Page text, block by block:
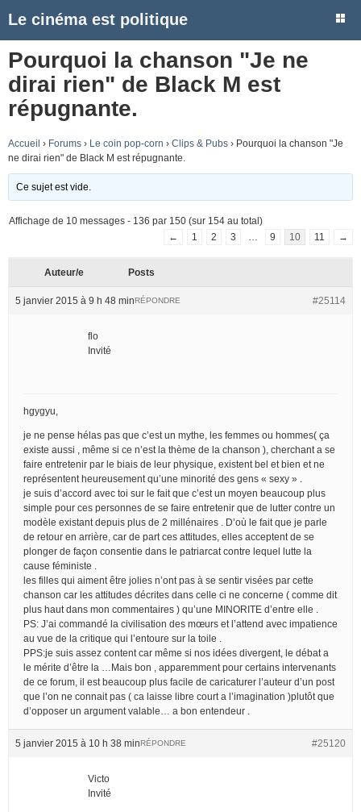
Le cinéma est politique
Pourquoi la chanson "Je ne
dirai rien" de Black M est
répugnante.
Accueil › Forums › Le coin pop-corn › Clips & Pubs › Pourquoi la chanson "Je
ne dirai rien" de Black M est répugnante.
Ce sujet est vide.
Affichage de 10 messages - 136 par 150 (sur 154 au total)
←
1 2 3 9 10 11 →
Auteur/e Posts
5 janvier 2015 à 9 h 48 min #25114
RÉPONDRE
flo
Invité
hgygyu,
je ne pense hélas pas que c’est un mythe, les femmes ou hommes( ça
existe aussi , même si ce n’est la thème de la chanson ), cherchant a se
faire entretenir par le biais de leur physique, existent bel et bien et ne
représentent heureusement qu’une minorité des gens « sexy » .
je suis d’accord avec toi sur le fait que c’est un moyen beaucoup plus
simple pour ces personnes de se faire entretenir que de lutter contre un
modèle existant depuis plus de 2 millénaires . D’où le fait que je parle
de retour en arrière, car de part ces attitudes, elles acceptent de se
plonger de façon consentie dans le patriarcat contre lequel lutte la
cause féministe .
les filles qui aiment être jolies n’ont pas à se sentir visées par cette
chanson car les attitudes décrites dans celle ci ne concerne ( comme dit
plus haut dans mon commentaires ) qu’une MINORITE d’entre elle .
PS: J’ai commandé la civilisation des mœurs et l’attend avec impatience
au vue de la critique qui l’entoure sur la toile .
PPS:je suis assez content car même si nos idées divergent, le débat a
le mérite d’être la …Mais bon , apparemment pour certains intervenants
de ce forum, il est beaucoup plus facile de caricaturer l’auteur d’un post
que l’on ne connait pas ( ca laisse libre court a l’imagination )plutôt que
d’opposer un argument valable… a bon entendeur .
5 janvier 2015 à 10 h 38 min #25120
RÉPONDRE
Victo
Invité